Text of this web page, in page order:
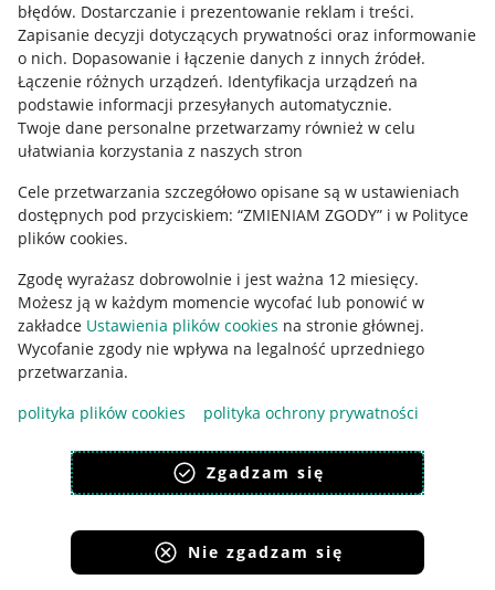
błędów. Dostarczanie i prezentowanie reklam i treści.
Zapisanie decyzji dotyczących prywatności oraz informowanie
o nich. Dopasowanie i łączenie danych z innych źródeł.
Łączenie różnych urządzeń. Identyfikacja urządzeń na
podstawie informacji przesyłanych automatycznie.
Twoje dane personalne przetwarzamy również w celu
ułatwiania korzystania z naszych stron
Cele przetwarzania szczegółowo opisane są w ustawieniach
dostępnych pod przyciskiem: “ZMIENIAM ZGODY” i w Polityce
plików cookies.
Zgodę wyrażasz dobrowolnie i jest ważna 12 miesięcy.
Możesz ją w każdym momencie wycofać lub ponowić w
zakładce Ustawienia plików cookies na stronie głównej.
Wycofanie zgody nie wpływa na legalność uprzedniego
przetwarzania.
polityka plików cookies
polityka ochrony prywatności
Zgadzam się
Nie zgadzam się
Informacje prawne
Regulamin
Polityka plików "cookies"
Ustawienia plików "cookies"
Udostępnianie lokalizacji
Informacje dla Aktu o Usługach Cyfrowych
Pobierz aplikację
Korzystanie z serwisu oznacza akceptacjęregulaminu